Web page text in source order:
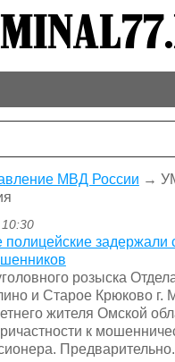
МВД России →
полицейские задержали
розыска
и Старое Крюково г.
жителя Омской
к